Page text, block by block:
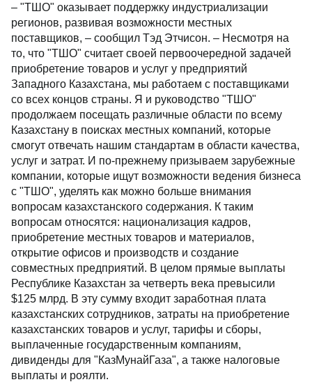
– "ТШО" оказывает поддержку индустриализации
регионов, развивая возможности местных
поставщиков, – сообщил Тэд Этчисон. – Несмотря на
то, что "ТШО" считает своей первоочередной задачей
приобретение товаров и услуг у предприятий
Западного Казахстана, мы работаем с поставщиками
со всех концов страны. Я и руководство "ТШО"
продолжаем посещать различные области по всему
Казахстану в поисках местных компаний, которые
смогут отвечать нашим стандартам в области качества,
услуг и затрат. И по-прежнему призываем зарубежные
компании, которые ищут возможности ведения бизнеса
с "ТШО", уделять как можно больше внимания
вопросам казахстанского содержания. К таким
вопросам относятся: национализация кадров,
приобретение местных товаров и материалов,
открытие офисов и производств и создание
совместных предприятий. В целом прямые выплаты
Республике Казахстан за четверть века превысили
$125 млрд. В эту сумму входит заработная плата
казахстанских сотрудников, затраты на приобретение
казахстанских товаров и услуг, тарифы и сборы,
выплаченные государственным компаниям,
дивиденды для "КазМунайГаза", а также налоговые
выплаты и роялти.